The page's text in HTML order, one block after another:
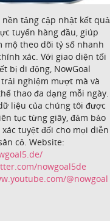
nền tảng cập nhật kết quả
tuyến hàng đầu, giúp
mộ theo dõi tỷ số nhanh
xác. Với giao diện tối
bị di động, NowGoal
nghiệm mượt mà và
thao đa dạng mỗi ngày.
liệu của chúng tôi được
tục từng giây, đảm bảo
tuyệt đối cho mọi diễn
cỏ. Website:
nowgoal5de
@nowgoal